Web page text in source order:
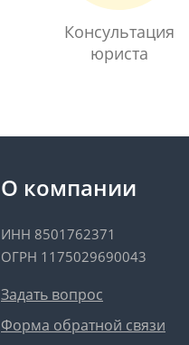
Консультация
юриста
О компании
ИНН 8501762371
ОГРН 1175029690043
Задать вопрос
Форма обратной связи